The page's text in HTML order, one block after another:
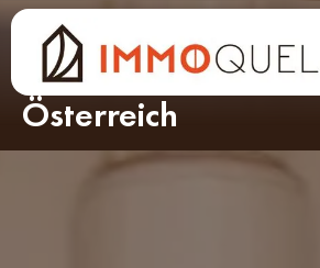
So erreichen Sie uns
Unsere Standorte in
Österreich